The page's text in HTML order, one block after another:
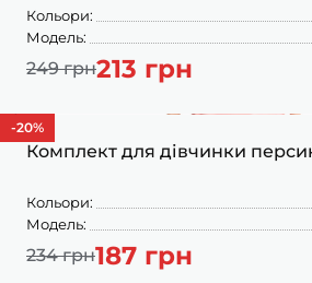
Кольори:
Модель:
249 грн213 грн
-20%
Комплект для дівчинки
Кольори:
Модель:
234 грн187 грн